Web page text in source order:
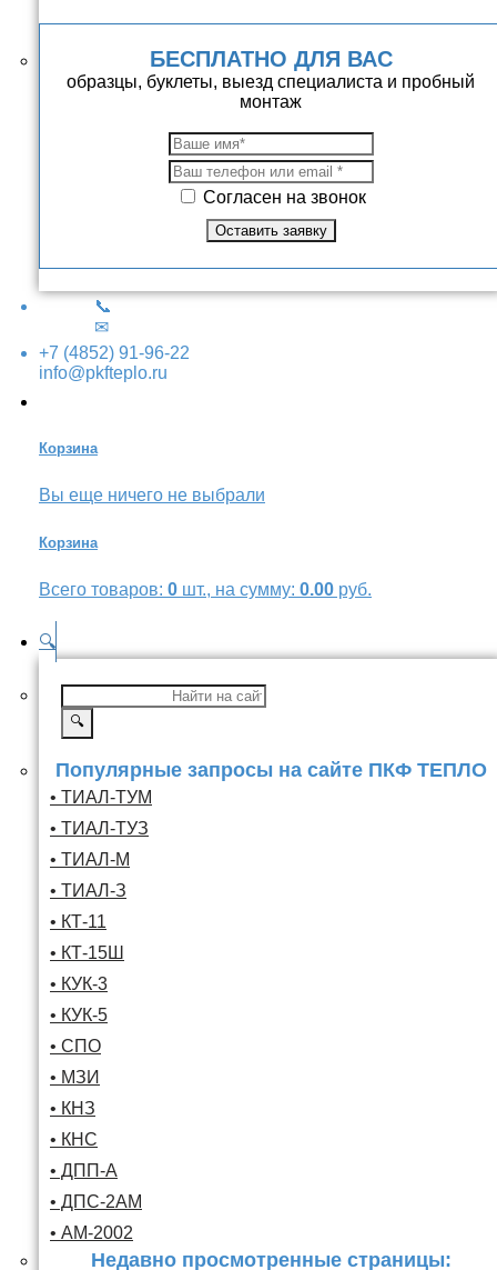
БЕСПЛАТНО ДЛЯ ВАС
образцы, буклеты, выезд специалиста и пробный
монтаж
Согласен на звонок
📞
✉
+7 (4852) 91-96-22
info@pkfteplo.ru
Корзина
Вы еще ничего не выбрали
Корзина
Всего товаров: 0 шт., на сумму: 0.00 руб.
🔍
🔍
Популярные запросы на сайте ПКФ ТЕПЛО
• ТИАЛ-ТУМ
• ТИАЛ-ТУЗ
• ТИАЛ-М
• ТИАЛ-З
• КТ-11
• КТ-15Ш
• КУК-3
• КУК-5
• СПО
• МЗИ
• КНЗ
• КНС
• ДПП-А
• ДПС-2АМ
• АМ-2002
Недавно просмотренные страницы: